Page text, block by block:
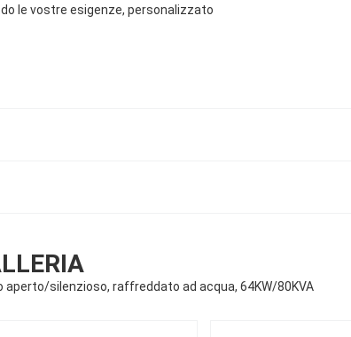
le vostre esigenze, personalizzato
aperto/silenzioso, raffreddato ad acqua, 64KW/80KVA